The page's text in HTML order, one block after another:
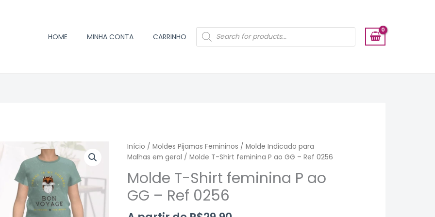
HOME MINHA CONTA CARRINHO
PESQUISAR
PRODUTOS
Início / Moldes Pijamas Femininos / Molde Indicado para
Malhas em geral / Molde T-Shirt feminina P ao GG – Ref 0256
Molde T-Shirt feminina P ao
GG – Ref 0256
Molde
T-
feminina
P
ao